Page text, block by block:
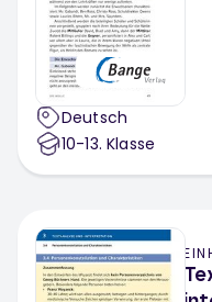
Deutsch
10-13. Klasse